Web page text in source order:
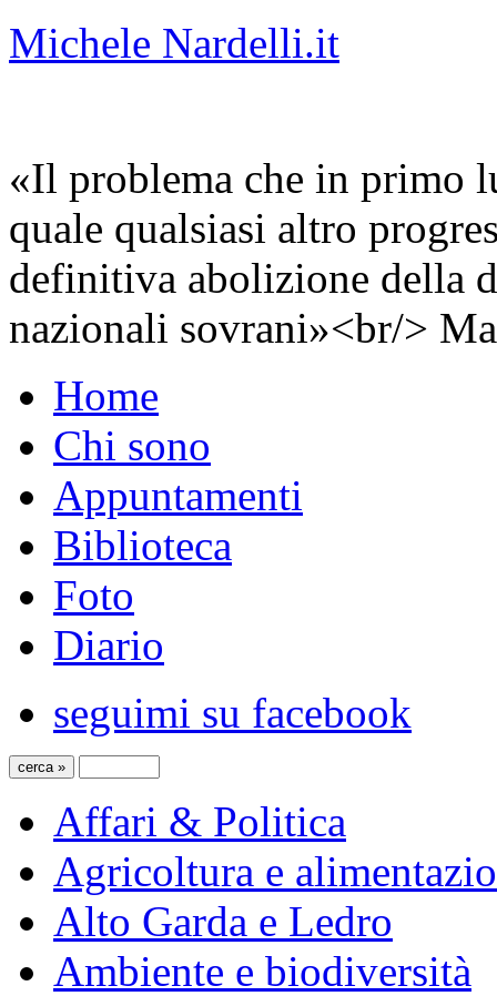
Michele Nardelli.it
«Il problema che in primo
quale qualsiasi altro
definitiva abolizione della
nazionali sovrani»<br/>
Home
Chi sono
Appuntamenti
Biblioteca
Foto
Diario
seguimi su facebook
Affari & Politica
Agricoltura e
Alto Garda e Ledro
Ambiente e biodiversità